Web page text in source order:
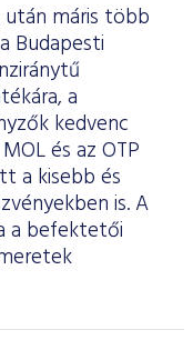
máris több
Budapesti
a
kedvenc
és az OTP
a kisebb és
is. A
a befektetői